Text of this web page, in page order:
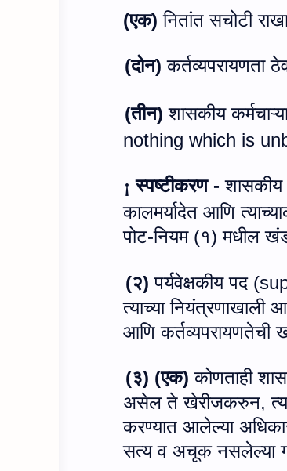
(एक) नितांत सचोटी
(दोन) कर्तव्यपरायणता
(तीन) शासकीय
nothing which is
¡ स्पष्टीकरण - शासकीय
कालमर्यादेत आणि
पोट-नियम (१) मधील खंड
(२) पर्यवेक्षकीय पद (
त्याच्या नियंत्रणाखाली
आणि कर्तव्यपरायणतेची
(३) (एक) कोणताही
असेल ते खेरीजकरुन,
करण्यात आलेल्या
सत्य व अचूक नसलेल्या